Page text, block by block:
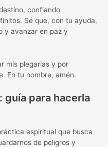
confiando
Sé que, con tu ayuda,
y avanzar en paz y
mis plegarias y por
En tu nombre, amén.
para hacerla
espiritual que busca
de peligros y